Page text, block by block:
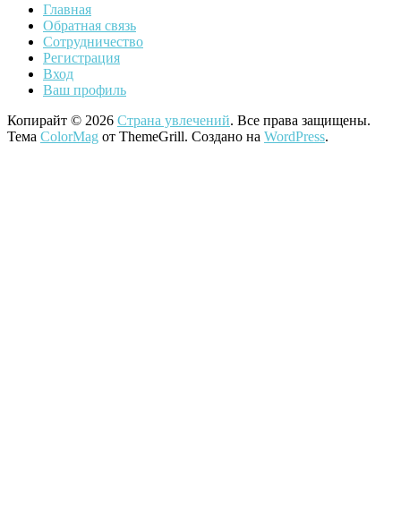
Главная
Обратная связь
Сотрудничество
Регистрация
Вход
Ваш профиль
Копирайт © 2026 Страна увлечений. Все права защищены.
Тема ColorMag от ThemeGrill. Создано на WordPress.